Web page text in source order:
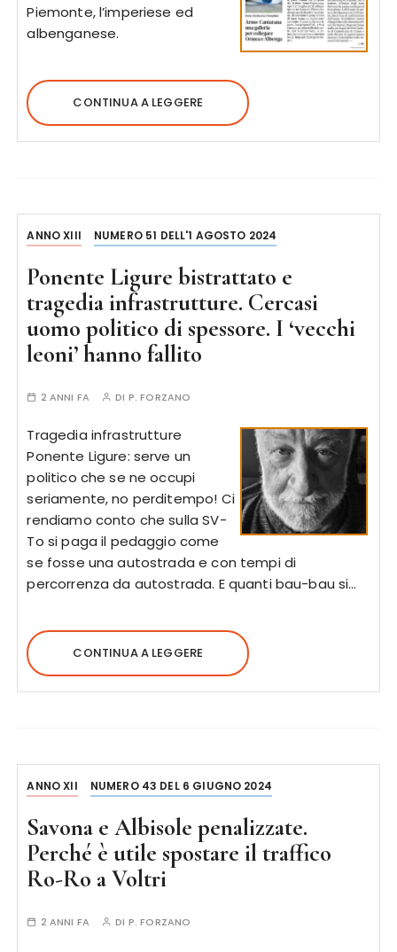
Piemonte, l’imperiese ed
albenganese.
CONTINUA A LEGGERE
ANNO XIII NUMERO 51 DELL'1 AGOSTO 2024
Ponente Ligure bistrattato e
tragedia infrastrutture. Cercasi
uomo politico di spessore. I ‘vecchi
leoni’ hanno fallito
2 ANNI FA DI P. FORZANO
Tragedia infrastrutture
Ponente Ligure: serve un
politico che se ne occupi
seriamente, no perditempo! Ci
rendiamo conto che sulla SV-
To si paga il pedaggio come
se fosse una autostrada e con tempi di
percorrenza da autostrada. E quanti bau-bau si…
CONTINUA A LEGGERE
ANNO XII NUMERO 43 DEL 6 GIUGNO 2024
Savona e Albisole penalizzate.
Perché è utile spostare il traffico
Ro-Ro a Voltri
2 ANNI FA DI P. FORZANO